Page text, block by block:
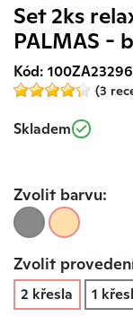
Set 2ks
PALMAS -
Kód:
(3
Skladem
Zvolit barvu:
Zvolit
2 křesla 1